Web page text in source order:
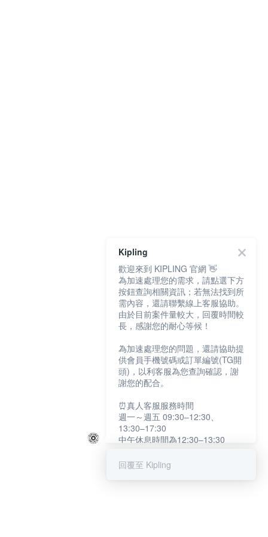
Kipling
歡迎來到 KIPLING 官網 👋
為加速處理您的需求，請點選下方
按鈕查詢相關資訊；若無法找到所
需內容，還請聯繫線上客服協助。
由於目前案件量較大，回覆時間較
長，感謝您的耐心等候！
為加速處理您的問題，還請協助提
供會員手機號碼或訂單編號(TG開
頭)，以利客服為您查詢確認，謝
謝您的配合。
⏰真人客服服務時間
週一～週五 09:30–12:30、
13:30–17:30
中午休息時間為12:30–13:30
提醒您：系統會自動已讀訊息，如
回覆至 Kipling